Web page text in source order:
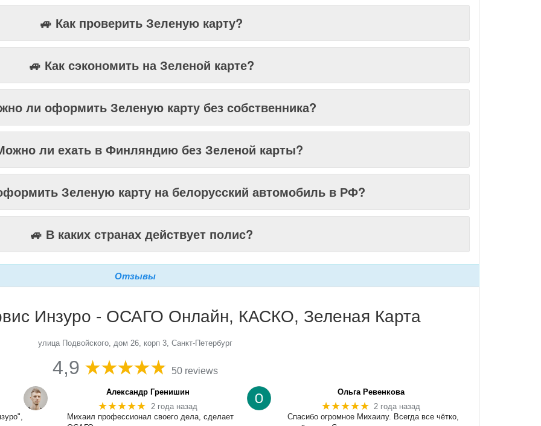
🚙 Как проверить Зеленую карту?
🚙 Как сэкономить на Зеленой карте?
ли оформить Зеленую карту без собственника?
ли ехать в Финляндию без Зеленой карты?
Зеленую карту на белорусский автомобиль в РФ?
🚙 В каких странах действует полис?
Отзывы
Инзуро - ОСАГО Онлайн, КАСКО, Зеленая Карта
улица Подвойского, дом 26, корп 3, Санкт-Петербург
4,9 50 reviews
Александр Гренишин
★★★★★
2 года назад
Михаил профессионал своего дела, сделает
Ольга Ревенкова
★★★★★ 2 года назад
Спасибо огромное Михаилу. Всегда все чётко,